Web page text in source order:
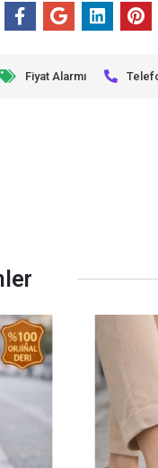
Fiyat Alarmı